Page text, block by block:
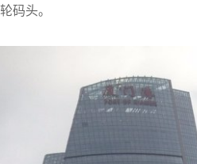
码头。